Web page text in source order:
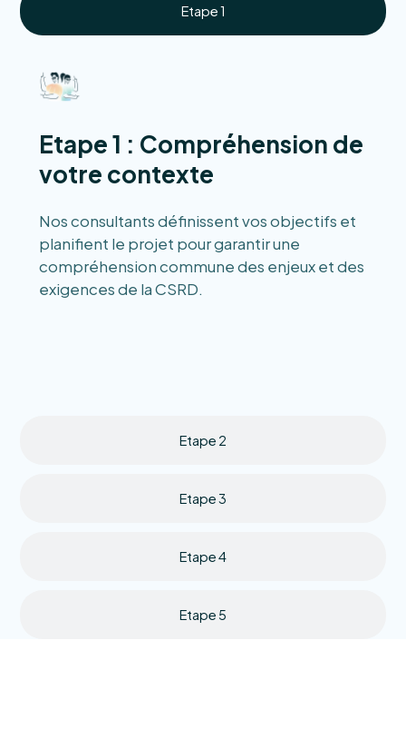
Etape 1
Etape 2
Etape 3
Etape 4
Etape 5
Etape 1 : Compréhension de
votre contexte
Nos consultants définissent vos objectifs et
planifient le projet pour garantir une
compréhension commune des enjeux et des
exigences de la CSRD.